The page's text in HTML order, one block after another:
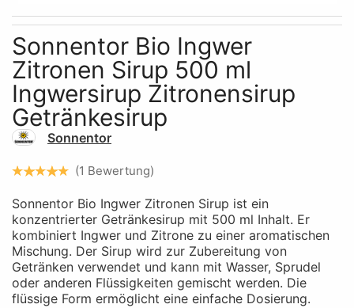
Skip to the beginning of the images gallery
Sonnentor Bio Ingwer
Zitronen Sirup 500 ml
Ingwersirup Zitronensirup
Getränkesirup
Sonnentor
1 Bewertung
Sonnentor Bio Ingwer Zitronen Sirup ist ein
konzentrierter Getränkesirup mit 500 ml Inhalt. Er
kombiniert Ingwer und Zitrone zu einer aromatischen
Mischung. Der Sirup wird zur Zubereitung von
Getränken verwendet und kann mit Wasser, Sprudel
oder anderen Flüssigkeiten gemischt werden. Die
flüssige Form ermöglicht eine einfache Dosierung.